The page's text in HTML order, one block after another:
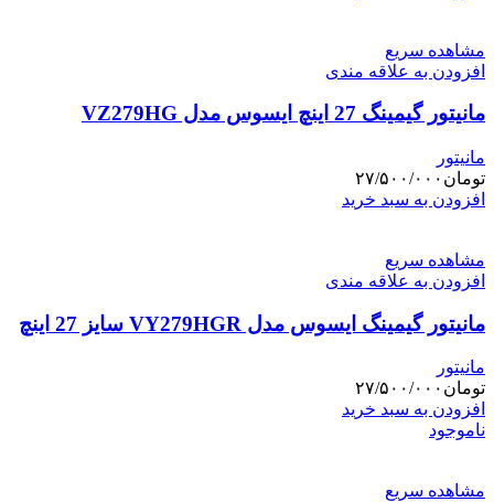
مشاهده سریع
افزودن به علاقه مندی
مانیتور گیمینگ 27 اینچ ایسوس مدل VZ279HG
مانیتور
تومان ۲۷/۵۰۰/۰۰۰
افزودن به سبد خرید
مشاهده سریع
افزودن به علاقه مندی
مانیتور گیمینگ ایسوس مدل VY279HGR سایز 27 اینچ
مانیتور
تومان ۲۷/۵۰۰/۰۰۰
افزودن به سبد خرید
ناموجود
مشاهده سریع